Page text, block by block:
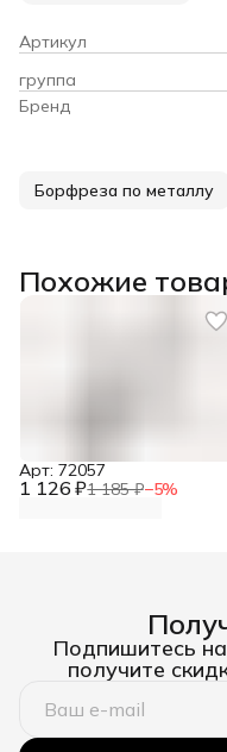
Артикул
группа
Бренд
Борфреза по металлу
Похожие
1 126 ₽1 185 ₽−5%
Арт: 72057
Подпишитесь
получите